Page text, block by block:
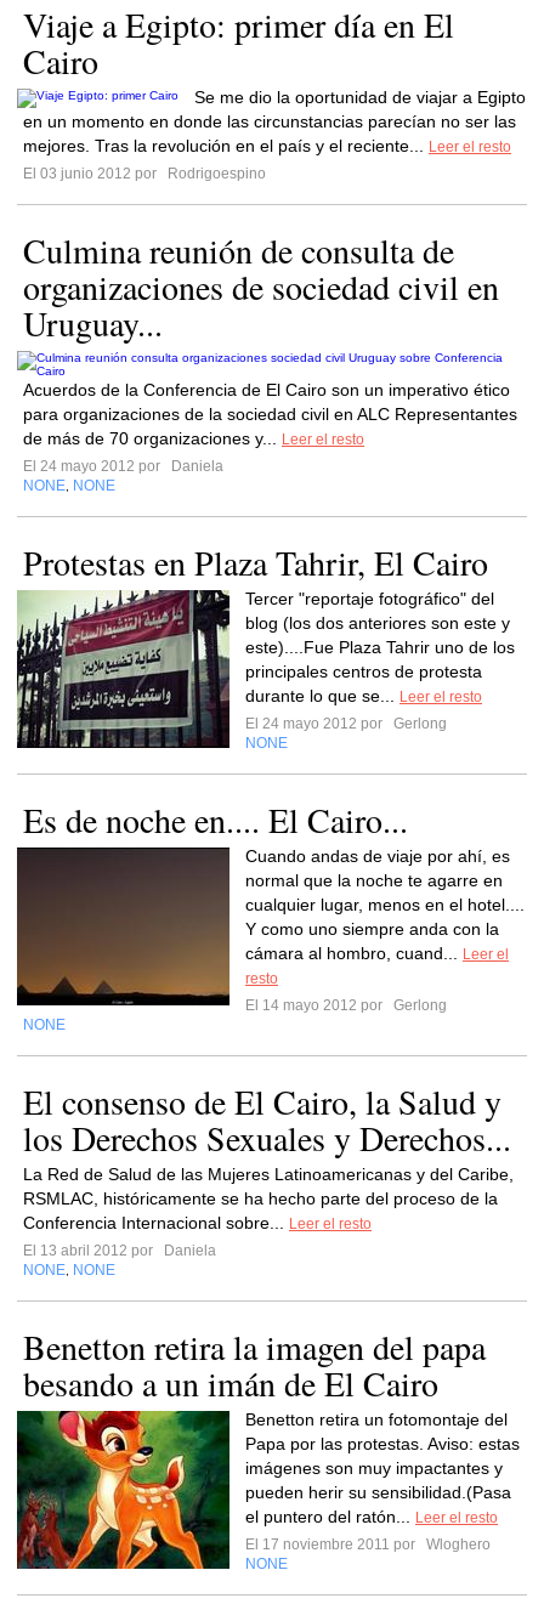
Viaje a Egipto: primer día en El
Cairo
Se me dio la oportunidad de viajar a Egipto
en un momento en donde las circunstancias parecían no ser las
mejores. Tras la revolución en el país y el reciente...
Leer el resto
El 03 junio 2012 por
Rodrigoespino
Culmina reunión de consulta de
organizaciones de sociedad civil en
Uruguay...
Acuerdos de la Conferencia de El Cairo son un imperativo ético
para organizaciones de la sociedad civil en ALC Representantes
de más de 70 organizaciones y...
Leer el resto
El 24 mayo 2012 por
Daniela
NONE NONE
Protestas en Plaza Tahrir, El Cairo
Tercer "reportaje fotográfico" del
blog (los dos anteriores son este y
este)....Fue Plaza Tahrir uno de los
principales centros de protesta
durante lo que se...
Leer el resto
El 24 mayo 2012 por
Gerlong
NONE
Es de noche en.... El Cairo...
Cuando andas de viaje por ahí, es
normal que la noche te agarre en
cualquier lugar, menos en el hotel....
Y como uno siempre anda con la
cámara al hombro, cuand...
Leer el
resto
El 14 mayo 2012 por
Gerlong
NONE
El consenso de El Cairo, la Salud y
los Derechos Sexuales y Derechos...
La Red de Salud de las Mujeres Latinoamericanas y del Caribe,
RSMLAC, históricamente se ha hecho parte del proceso de la
Conferencia Internacional sobre...
Leer el resto
El 13 abril 2012 por
Daniela
NONE NONE
Benetton retira la imagen del papa
besando a un imán de El Cairo
Benetton retira un fotomontaje del
Papa por las protestas. Aviso: estas
imágenes son muy impactantes y
pueden herir su sensibilidad.(Pasa
el puntero del ratón...
Leer el resto
El 17 noviembre 2011 por
Wloghero
NONE